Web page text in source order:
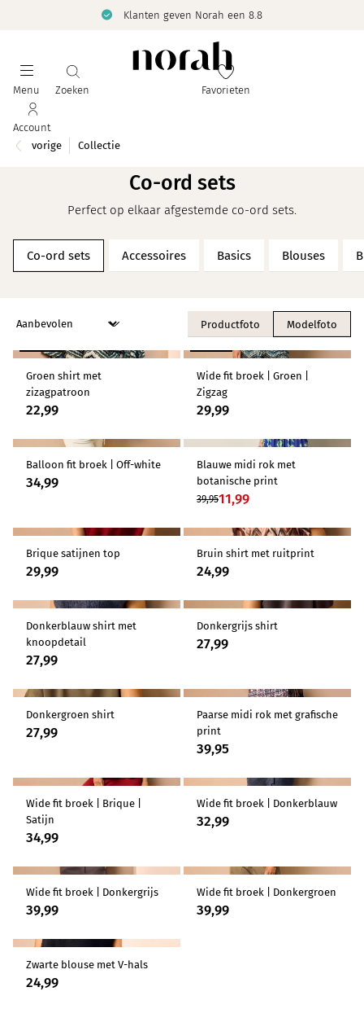
Klanten geven Norah een 8.8
Menu Zoeken Favorieten
Account
vorige
Collectie
Co-ord sets
Perfect op elkaar afgestemde co-ord sets.
Accessoires Basics Blouses
Co-ord sets
Productfoto Modelfoto
Groen shirt met
zizagpatroon
22,99
Wide fit broek | Groen |
Zigzag
29,99
Balloon fit broek | Off-white
34,99
-70%
Blauwe midi rok met
botanische print
39,9511,99
Brique satijnen top
29,99
Bruin shirt met ruitprint
24,99
Donkerblauw shirt met
knoopdetail
27,99
Donkergrijs shirt
27,99
Donkergroen shirt
27,99
Paarse midi rok met grafische
print
39,95
Wide fit broek | Brique |
Satijn
34,99
Wide fit broek | Donkerblauw
32,99
Wide fit broek | Donkergrijs
39,99
Wide fit broek | Donkergroen
39,99
Zwarte blouse met V-hals
24,99